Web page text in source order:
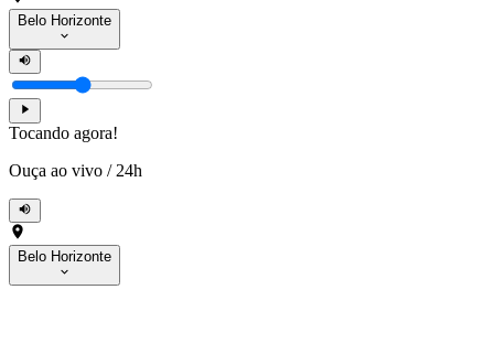
Belo Horizonte
Tocando agora!
Ouça ao vivo / 24h
Belo Horizonte